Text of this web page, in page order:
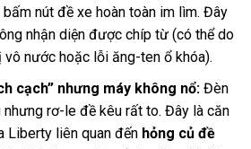
nút đề xe hoàn toàn im lìm. Đây
nhận diện được chíp từ (có thể do
vô nước hoặc lỗi ăng-ten ổ khóa).
cạch” nhưng máy không nổ: Đèn
rơ-le đề kêu rất to. Đây là căn
Liberty liên quan đến hỏng củ đề